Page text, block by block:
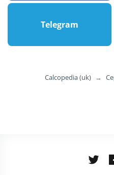
Telegram
Calcopedia (uk) →